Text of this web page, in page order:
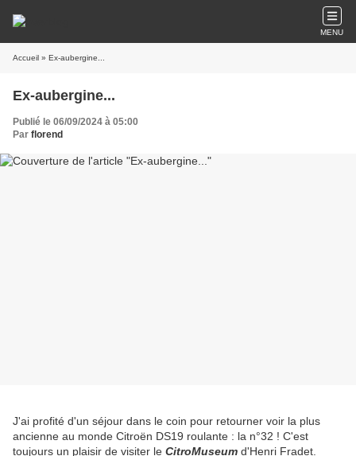
MENU
Accueil » Ex-aubergine...
Ex-aubergine...
Publié le 06/09/2024 à 05:00
Par florend
J'ai profité d'un séjour dans le coin pour retourner voir la plus
ancienne au monde Citroën DS19 roulante : la n°32 ! C'est
toujours un plaisir de visiter le CitroMuseum d'Henri Fradet.